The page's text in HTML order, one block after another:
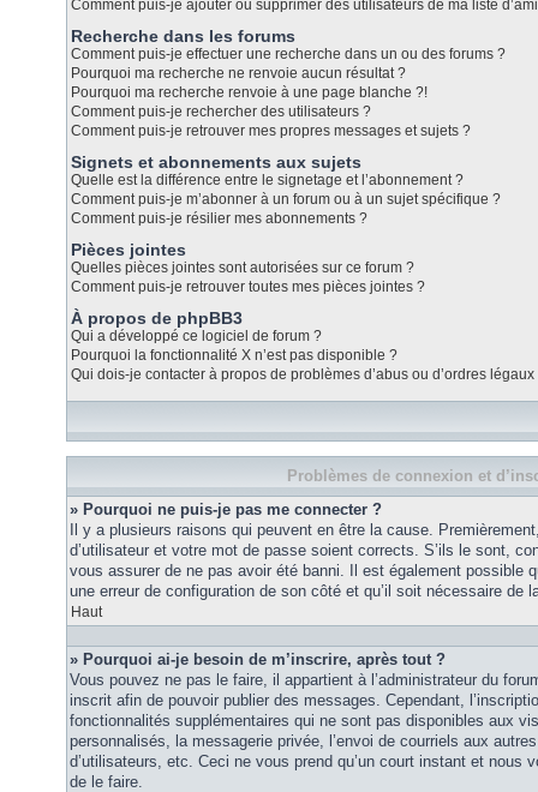
Comment puis-je ajouter ou supprimer des utilisateurs de ma liste
Recherche dans les forums
Comment puis-je effectuer une recherche dans un ou des forums ?
Pourquoi ma recherche ne renvoie aucun résultat ?
Pourquoi ma recherche renvoie à une page blanche ?!
Comment puis-je rechercher des utilisateurs ?
Comment puis-je retrouver mes propres messages et sujets ?
Signets et abonnements aux sujets
Quelle est la différence entre le signetage et l’abonnement ?
Comment puis-je m’abonner à un forum ou à un sujet spécifique ?
Comment puis-je résilier mes abonnements ?
Pièces jointes
Quelles pièces jointes sont autorisées sur ce forum ?
Comment puis-je retrouver toutes mes pièces jointes ?
À propos de phpBB3
Qui a développé ce logiciel de forum ?
Pourquoi la fonctionnalité X n’est pas disponible ?
Qui dois-je contacter à propos de problèmes d’abus ou d’ordres
Problèmes de connexion et
» Pourquoi ne puis-je pas me connecter ?
Il y a plusieurs raisons qui peuvent en être la cause.
d’utilisateur et votre mot de passe soient corrects. S’ils le sont,
vous assurer de ne pas avoir été banni. Il est également possible
une erreur de configuration de son côté et qu’il soit nécessaire de
Haut
» Pourquoi ai-je besoin de m’inscrire, après tout ?
Vous pouvez ne pas le faire, il appartient à l’administrateur du
inscrit afin de pouvoir publier des messages. Cependant,
fonctionnalités supplémentaires qui ne sont pas disponibles aux
personnalisés, la messagerie privée, l’envoi de courriels aux
d’utilisateurs, etc. Ceci ne vous prend qu’un court instant et nous
de le faire.